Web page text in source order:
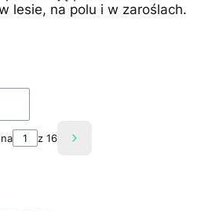
lesie, na polu i w zaroślach.
z 16 Następne produkty